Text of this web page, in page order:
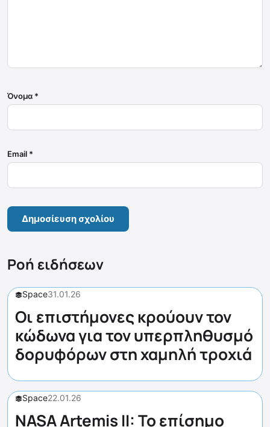
Όνομα *
Email *
Ροή ειδήσεων
Space31.01.26
Οι επιστήμονες κρούουν τον
κώδωνα για τον υπερπληθυσμό
δορυφόρων στη χαμηλή τροχιά
Space22.01.26
NASA Artemis II: Το επίσημο